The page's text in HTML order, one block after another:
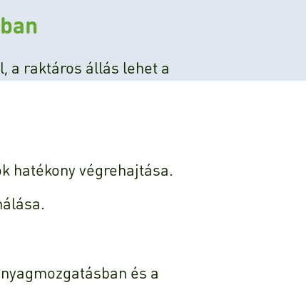
a raktáros állás lehet a
hatékony végrehajtása.
és a